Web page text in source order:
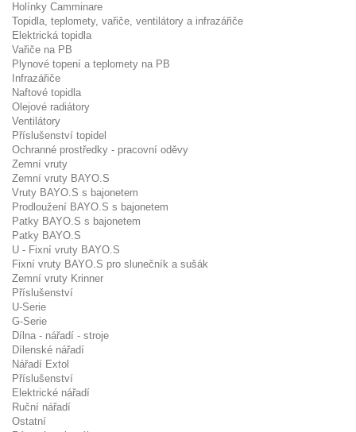
Holínky Camminare
Topidla, teplomety, vařiče, ventilátory a infrazářiče
Elektrická topidla
Vařiče na PB
Plynové topení a teplomety na PB
Infrazářiče
Naftové topidla
Olejové radiátory
Ventilátory
Příslušenství topidel
Ochranné prostředky - pracovní oděvy
Zemní vruty
Zemní vruty BAYO.S
Vruty BAYO.S s bajonetem
Prodloužení BAYO.S s bajonetem
Patky BAYO.S s bajonetem
Patky BAYO.S
U - Fixní vruty BAYO.S
Fixní vruty BAYO.S pro slunečník a sušák
Zemní vruty Krinner
Příslušenství
U-Serie
G-Serie
Dílna - nářadí - stroje
Dílenské nářadí
Nářadí Extol
Příslušenství
Elektrické nářadí
Ruční nářadí
Ostatní